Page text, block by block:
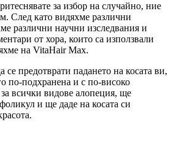
за избор на случайно, ние
След като видяхме различни
различни научни изследвания и
от хора, които са използвали
на VitaHair Max.
предотврати падането на косата ви,
по-подхранена и с по-високо
всички видове алопеция, ще
и ще даде на косата си